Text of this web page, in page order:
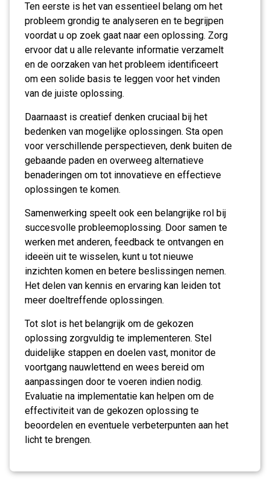
Ten eerste is het van essentieel belang om het
probleem grondig te analyseren en te begrijpen
voordat u op zoek gaat naar een oplossing. Zorg
ervoor dat u alle relevante informatie verzamelt
en de oorzaken van het probleem identificeert
om een solide basis te leggen voor het vinden
van de juiste oplossing.
Daarnaast is creatief denken cruciaal bij het
bedenken van mogelijke oplossingen. Sta open
voor verschillende perspectieven, denk buiten de
gebaande paden en overweeg alternatieve
benaderingen om tot innovatieve en effectieve
oplossingen te komen.
Samenwerking speelt ook een belangrijke rol bij
succesvolle probleemoplossing. Door samen te
werken met anderen, feedback te ontvangen en
ideeën uit te wisselen, kunt u tot nieuwe
inzichten komen en betere beslissingen nemen.
Het delen van kennis en ervaring kan leiden tot
meer doeltreffende oplossingen.
Tot slot is het belangrijk om de gekozen
oplossing zorgvuldig te implementeren. Stel
duidelijke stappen en doelen vast, monitor de
voortgang nauwlettend en wees bereid om
aanpassingen door te voeren indien nodig.
Evaluatie na implementatie kan helpen om de
effectiviteit van de gekozen oplossing te
beoordelen en eventuele verbeterpunten aan het
licht te brengen.